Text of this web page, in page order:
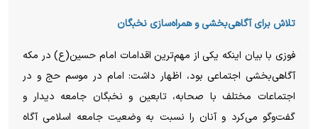
تلاش برای آگاهی‌بخشی و همراه‌سازی نخبگان
فوزی با بیان اینکه یکی از مهم‌ترین اقدامات امام حسین(ع) در مکه
آگاهی‌بخشی اجتماعی بود، اظهار داشت: امام در موسم حج و در
اجتماعات مختلف با صحابه، تابعین و نخبگان جامعه دیدار و
گفت‌وگو می‌کرد و آنان را نسبت به وضعیت جامعه اسلامی آگاه